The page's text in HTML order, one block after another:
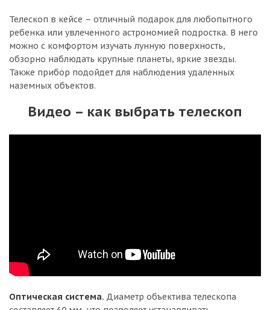
Телескоп в кейсе – отличный подарок для любопытного
ребенка или увлеченного астрономией подростка. В него
можно с комфортом изучать лунную поверхность,
обзорно наблюдать крупные планеты, яркие звезды.
Также прибор подойдет для наблюдения удаленных
наземных объектов.
Видео – как выбрать телескоп
Оптическая система. Диаметр объектива телескопа